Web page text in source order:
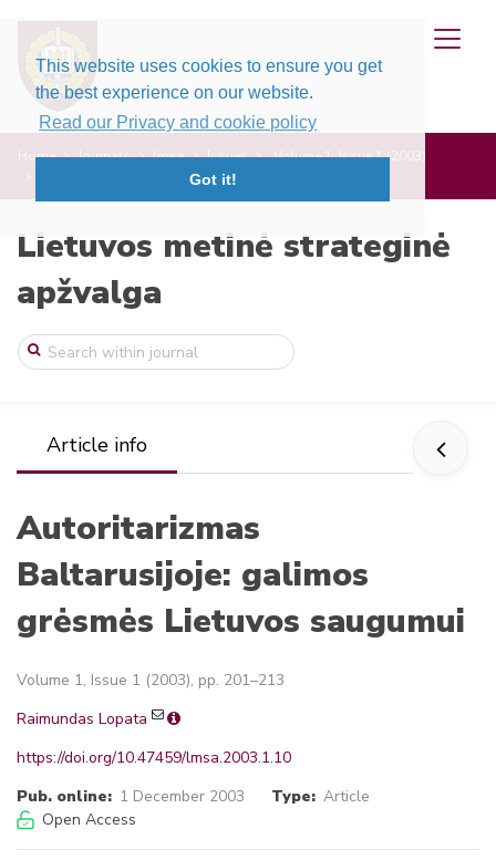
This website uses cookies to ensure you get
the best experience on our website.
Read our Privacy and cookie policy
Got it!
Home Journals lmsa Issues
Volume 1, Issue 1 (2003)
Autoritarizmas Baltarusijoje: galimos gr ...
Lietuvos metinė strateginė
apžvalga
Article info
Autoritarizmas
Baltarusijoje: galimos
grėsmės Lietuvos saugumui
Volume 1, Issue 1 (2003), pp. 201–213
Raimundas Lopata
https://doi.org/10.47459/lmsa.2003.1.10
Pub. online: 1 December 2003 Type: Article
Open Access